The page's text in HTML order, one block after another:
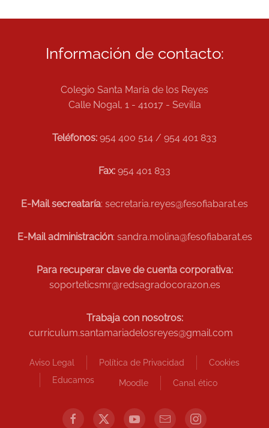
Información de contacto:
Colegio Santa María de los Reyes
Calle Nogal, 1 - 41017 - Sevilla
Teléfonos: 954 400 514 / 954 401 833
Fax: 954 401 833
E-Mail secreataría: secretaria.reyes@fesofiabarat.es
E-Mail administración: sandra.molina@fesofiabarat.es
Para recuperar clave de cuenta corporativa:
soporteticsmr@redsagradocorazon.es
Trabaja con nosotros:
curriculum.santamariadelosreyes@gmail.com
Aviso Legal Política de Privacidad
Cookies
Educamos
Moodle Canal ético